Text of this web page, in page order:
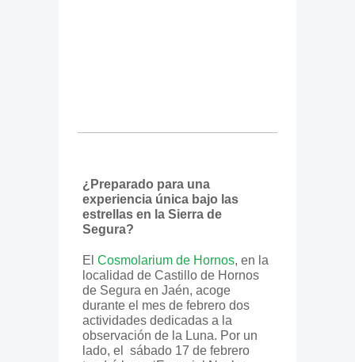
¿Preparado para una
experiencia única bajo las
estrellas en la Sierra de
Segura?
El Cosmolarium de Hornos, en la
localidad de Castillo de Hornos
de Segura en Jaén, acoge
durante el mes de febrero dos
actividades dedicadas a la
observación de la Luna. Por un
lado, el sábado 17 de febrero